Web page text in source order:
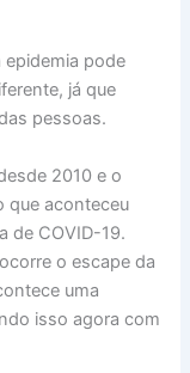
epidemia pode
já que
pessoas.
2010 e o
que aconteceu
de COVID-19.
o escape da
uma
isso agora com